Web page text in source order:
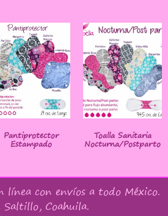
Pantiprotector
Estampado
Toalla Sanitaria
Nocturna/Postparto
línea con envíos a todo México.
Coahuila.